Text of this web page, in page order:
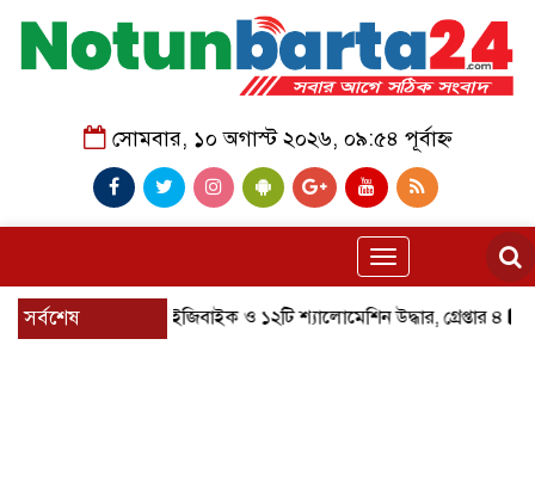
সোমবার, ১০ অগাস্ট ২০২৬, ০৯:৫৪ পূর্বাহ্ন
Toggle
navigation
সর্বশেষচোরাই ৮টি ইজিবাইক ও ১২টি শ্যালোমেশিন উদ্ধার, গ্রেপ্তার ৪ ইমাম